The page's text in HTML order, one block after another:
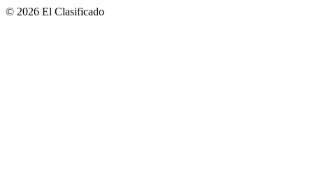
© 2026 El Clasificado